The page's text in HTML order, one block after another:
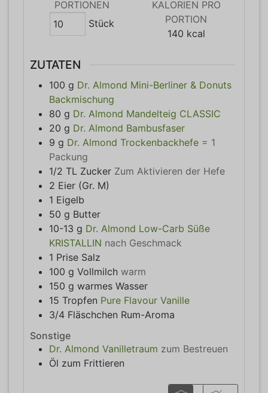
PORTIONEN
Stück
KALORIEN PRO
PORTION
140 kcal
ZUTATEN
100 g Dr. Almond Mini-Berliner & Donuts
Backmischung
80 g Dr. Almond Mandelteig CLASSIC
20 g Dr. Almond Bambusfaser
9 g Dr. Almond Trockenbackhefe = 1
Packung
1/2 TL Zucker Zum Aktivieren der Hefe
2 Eier (Gr. M)
1 Eigelb
50 g Butter
10-13 g Dr. Almond Low-Carb Süße
KRISTALLIN nach Geschmack
1 Prise Salz
100 g Vollmilch warm
150 g warmes Wasser
15 Tropfen Pure Flavour Vanille
3/4 Fläschchen Rum-Aroma
Sonstige
Dr. Almond Vanilletraum zum Bestreuen
Öl zum Frittieren